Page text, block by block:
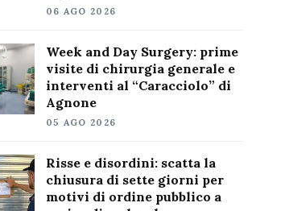
06 AGO 2026
Week and Day Surgery: prime
visite di chirurgia generale e
interventi al “Caracciolo” di
Agnone
05 AGO 2026
Risse e disordini: scatta la
chiusura di sette giorni per
motivi di ordine pubblico a